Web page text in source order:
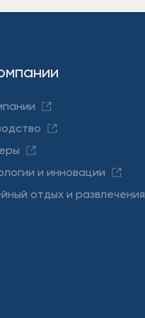
и инновации
отдых и развлечения